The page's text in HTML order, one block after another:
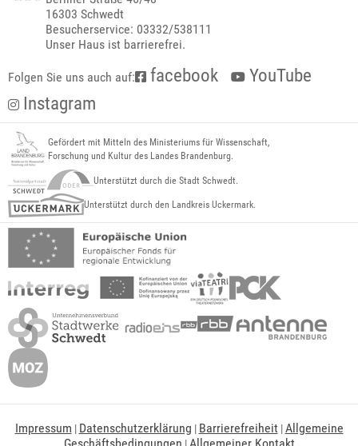
16303 Schwedt
Besucherservice: 03332/538111
Unser Haus ist barrierefrei.
Folgen Sie uns auch auf: facebook
YouTube
Instagram
Gefördert mit Mitteln des Ministeriums für Wissenschaft,
Forschung und Kultur des Landes Brandenburg.
Unterstützt durch die Stadt Schwedt.
Unterstützt durch den Landkreis Uckermark.
Impressum | Datenschutzerklärung | Barrierefreiheit|Allgemeine
|